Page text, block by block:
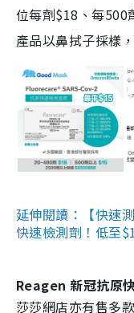
位每劑$18、每500
產品以鼻拭子採樣
延伸閱讀：【快速
快速檢測劑！低至
Reagen 新冠抗原
莎莎網店亦有售多